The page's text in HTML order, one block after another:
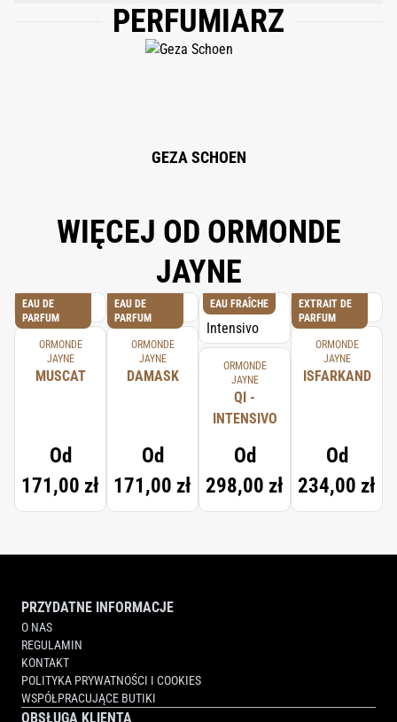
ALCOHOL, PARFUM (FRAGRANCE), AQUA (WATER), LIMONENE, LINALOOL,
CITRONELLOL, CITRAL, CINNAMAL, GERANIOL, EUGENOL, BENZYL
CINNAMATE, CINNAMYL ALCOHOL, BENZYL BENZOATE, ISOEUGENOL,
PERFUMIARZ
GEZA SCHOEN
WIĘCEJ OD ORMONDE
JAYNE
EAU DE
PARFUM
ORMONDE
JAYNE
MUSCAT
Od
171,00 zł
EAU DE
PARFUM
ORMONDE
JAYNE
DAMASK
Od
171,00 zł
EAU FRAÎCHE
ORMONDE
JAYNE
QI -
INTENSIVO
Od
298,00 zł
EXTRAIT DE
PARFUM
ORMONDE
JAYNE
ISFARKAND
Od
234,00 zł
PRZYDATNE INFORMACJE
O NAS
REGULAMIN
KONTAKT
POLITYKA PRYWATNOŚCI I COOKIES
WSPÓŁPRACUJĄCE BUTIKI
OBSŁUGA KLIENTA